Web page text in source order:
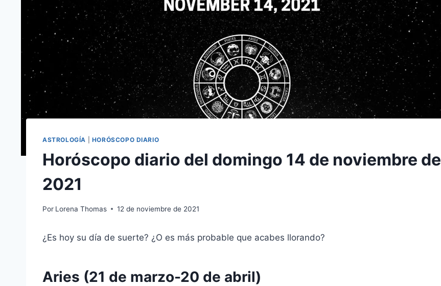
ASTROLOGÍA HORÓSCOPO DIARIO
Horóscopo diario del domingo 14 de noviembre de
2021
Por Lorena Thomas 12 de noviembre de 2021
¿Es hoy su día de suerte? ¿O es más probable que acabes llorando?
Aries (21 de marzo-20 de abril)